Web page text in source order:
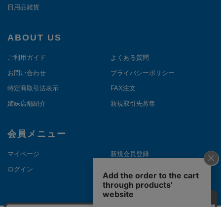
日用品雑貨
ABOUT US
ご利用ガイド よくある質問
お問い合わせ プライバシーポリシー
特定商取引法表示 FAX注文
姉妹店舗紹介 新規取引先募集
会員メニュー
マイページ 新規会員登録
ログイン